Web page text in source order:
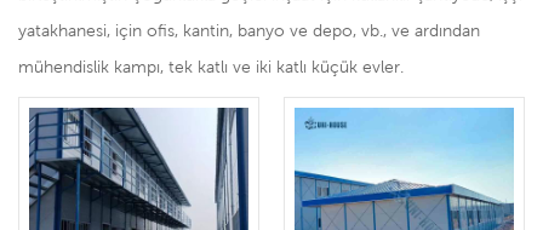
yatakhanesi, için ofis, kantin, banyo ve depo, vb., ve ardından
mühendislik kampı, tek katlı ve iki katlı küçük evler.